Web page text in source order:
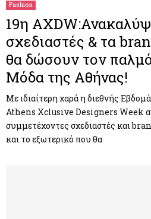
Fashion
19η
σχεδιαστές & τα
θα δώσουν τον
Μόδα της Αθήνας!
Με ιδιαίτερη χαρά η διεθνής
Athens Xclusive Designers Week
συμμετέχοντες σχεδιαστές και
και το εξωτερικό που θα